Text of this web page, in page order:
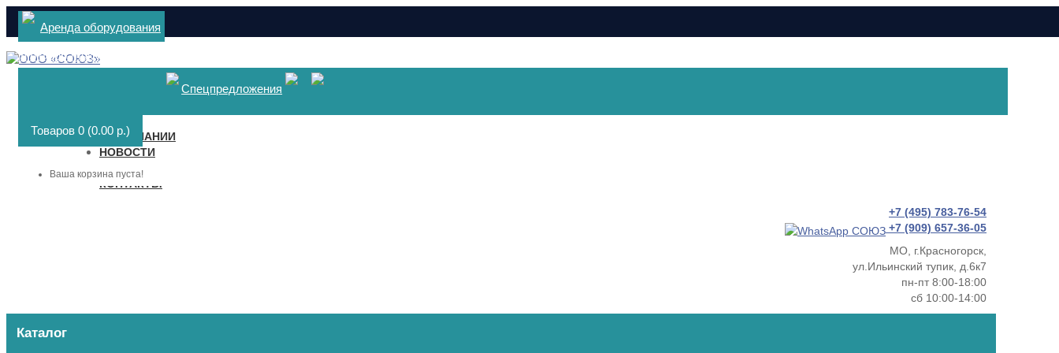
Аренда оборудования
info@gpp-msk.ru
Спецпредложения
Товаров 0 (0.00 р.)
Ваша корзина пуста!
О КОМПАНИИ
НОВОСТИ
ДОСТАВКА И ОПЛАТА
КОНТАКТЫ
+7 (495) 783-76-54
+7 (909) 657-36-05
МО, г.Красногорск,
ул.Ильинский тупик, д.6к7
пн-пт 8:00-18:00
сб 10:00-14:00
Каталог